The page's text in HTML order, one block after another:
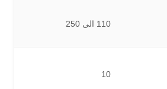
110 الی 250
10